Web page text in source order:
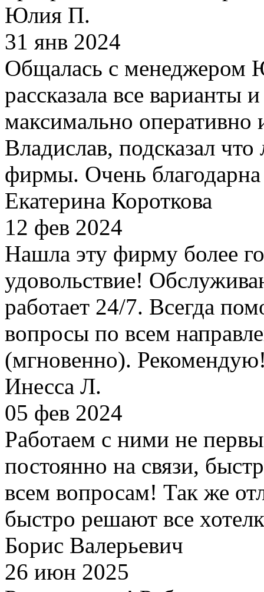
Юлия П.
31 янв 2024
Общалась с менеджером
рассказала все
максимально
Владислав, подсказал
фирмы. Очень благодарна
Екатерина Короткова
12 фев 2024
Нашла эту фирму более
удовольствие!
работает 24/7. Всегда
вопросы по всем
(мгновенно).
Инесса Л.
05 фев 2024
Работаем с ними не
постоянно на связи,
всем вопросам! Так же
быстро решают все
Борис Валерьевич
26 июн 2025